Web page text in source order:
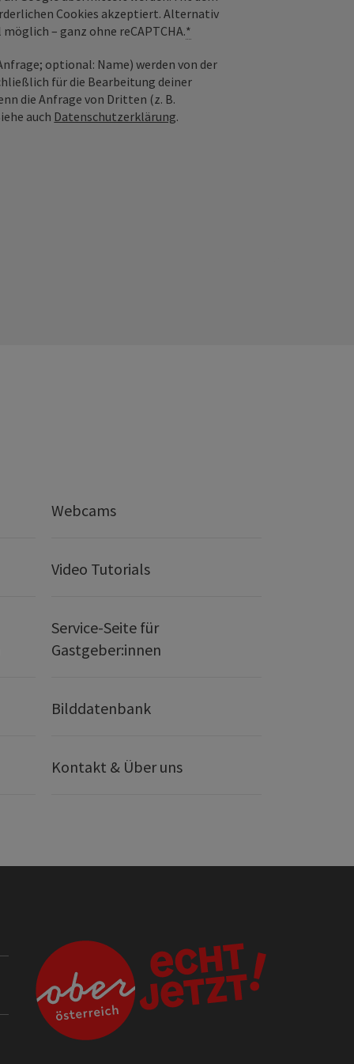
Cookies akzeptiert. Alternativ
– ganz ohne reCAPTCHA.*
optional: Name) werden von der
für die Bearbeitung deiner
die Anfrage von Dritten (z. B.
auch Datenschutzerklärung.
Webcams
Video Tutorials
Service-Seite für
Gastgeber:innen
Bilddatenbank
Kontakt & Über uns